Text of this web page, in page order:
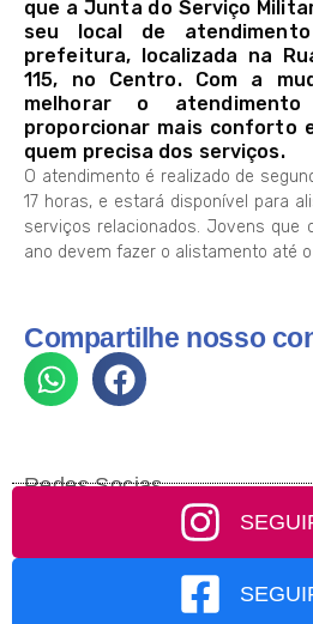
que a Junta do Serviço
seu local de
prefeitura, localizada na
115, no Centro. Com a
melhorar o
proporcionar mais conforto
quem precisa dos serviços.
O atendimento é realizado de
17 horas, e estará disponível para
serviços relacionados. Jovens que
ano devem fazer o alistamento até
Compartilhe nosso
Redes Socias